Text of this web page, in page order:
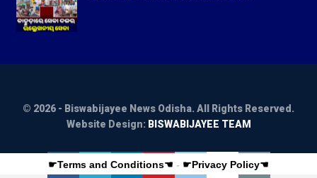
© 2026 - Biswabijayee News Odisha. All Rights Reserved.
Website Design: BISWABIJAYEE TEAM
☛Terms and Conditions☚ - ☛Privacy Policy☚